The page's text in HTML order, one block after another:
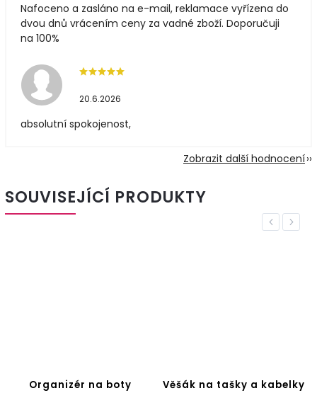
Nafoceno a zasláno na e-mail, reklamace vyřízena do
dvou dnů vrácením ceny za vadné zboží. Doporučuji
na 100%
20.6.2026
absolutní spokojenost,
Zobrazit další hodnocení
SOUVISEJÍCÍ PRODUKTY
Previous
Organizér na boty Věšák na tašky a kabelky
Next